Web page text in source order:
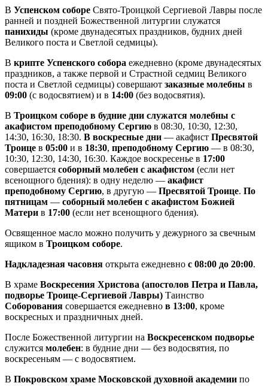
В Успенском соборе Свято-Троицкой Сергиевой Лавры после
ранней и поздней Божественной литургии служатся
панихиды (кроме двунадесятых праздников, будних дней
Великого поста и Светлой седмицы).
В крипте Успенского собора ежедневно (кроме двунадесятых
праздников, а также первой и Страстной седмиц Великого
поста и Светлой седмицы) совершают заказные молебны в
09:00 (с водосвятием) и в 14:00 (без водосвятия).
В Троицком соборе в будние дни служатся молебны с
акафистом преподобному Сергию в 08:30, 10:30, 12:30,
14:30, 16:30, 18:30. В воскресные дни — акафист Пресвятой
Троице в 05:00 и в 18:30, преподобному Сергию — в 08:30,
10:30, 12:30, 14:30, 16:30. Каждое воскресенье в 17:00
совершается соборный молебен с акафистом (если нет
всенощного бдения): в одну неделю — акафист
преподобному Сергию, в другую — Пресвятой Троице. По
пятницам — соборный молебен с акафистом Божией
Матери в 17:00 (если нет всенощного бдения).
Освященное масло можно получить у дежурного за свечным
ящиком в Троицком соборе.
Надкладезная часовня открыта ежедневно с 08:00 до 20:00.
В храме Воскресения Христова (апостолов Петра и Павла,
подворье Троице-Сергиевой Лавры) Таинство
Соборования совершается ежедневно в 13:00, кроме
воскресных и праздничных дней.
После Божественной литургии на Воскресенском подворье
служится молебен: в будние дни — без водосвятия, по
воскресеньям — с водосвятием.
В Покровском храме Московской духовной академии по